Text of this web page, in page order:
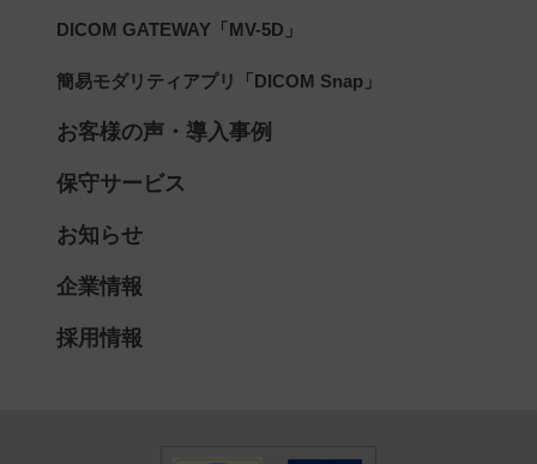
DICOM GATEWAY「MV-5D」
簡易モダリティアプリ「DICOM Snap」
お客様の声・導入事例
保守サービス
お知らせ
企業情報
採用情報